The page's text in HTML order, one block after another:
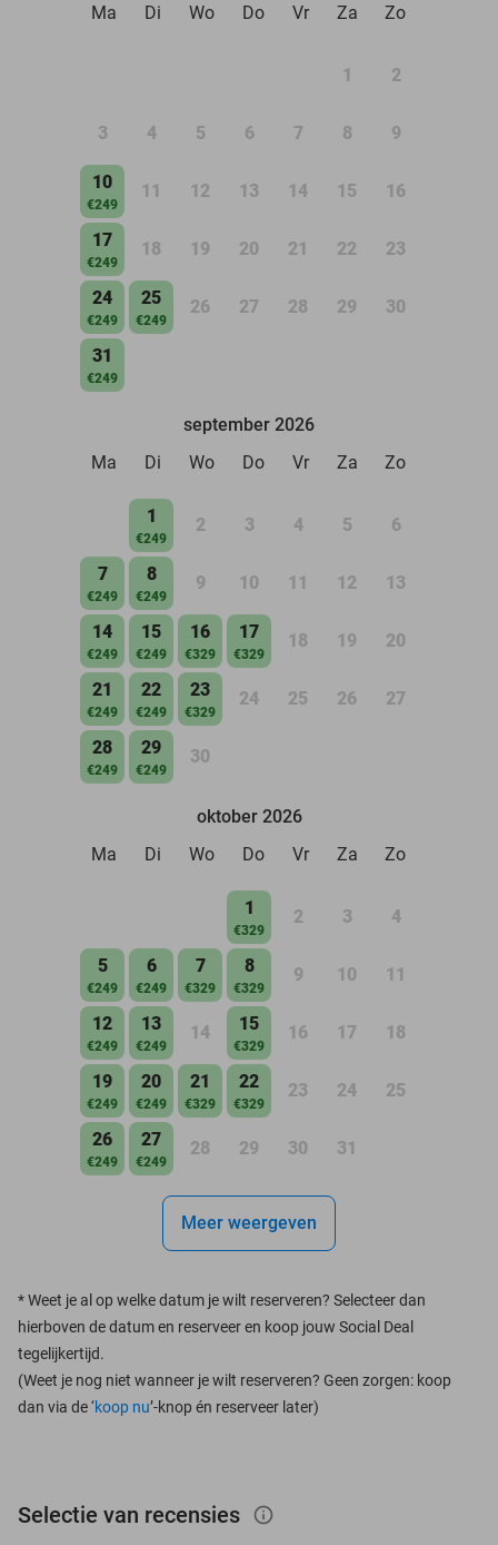
Ma
Di Wo Do Vr Za Zo
1 2
3 4 5 6 7 8 9
10
€249
11 12 13 14 15 16
17
€249
18 19 20 21 22 23
24
€249
25
€249
26 27 28 29 30
31
€249
september 2026
Ma
Di Wo Do Vr Za Zo
1
€249
2 3 4 5 6
7
€249
8
€249
9 10 11 12 13
14
€249
15
€249
16
€329
17
€329
18 19 20
21
€249
22
€249
23
€329
24 25 26 27
28
€249
29
€249
30
oktober 2026
Ma
Di Wo Do Vr Za Zo
1
€329
2 3 4
5
€249
6
€249
7
€329
8
€329
9 10 11
12
€249
13
€249
14 15
€329
16 17 18
19
€249
20
€249
21
€329
22
€329
23 24 25
26
€249
27
€249
28 29 30 31
Meer weergeven
*Weet je al op welke datum je wilt reserveren? Selecteer dan
hierboven de datum en reserveer en koop jouw Social Deal
tegelijkertijd.
(Weet je nog niet wanneer je wilt reserveren? Geen zorgen: koop
dan via de ‘koop nu’-knop én reserveer later)
Selectie van recensies info_outlined